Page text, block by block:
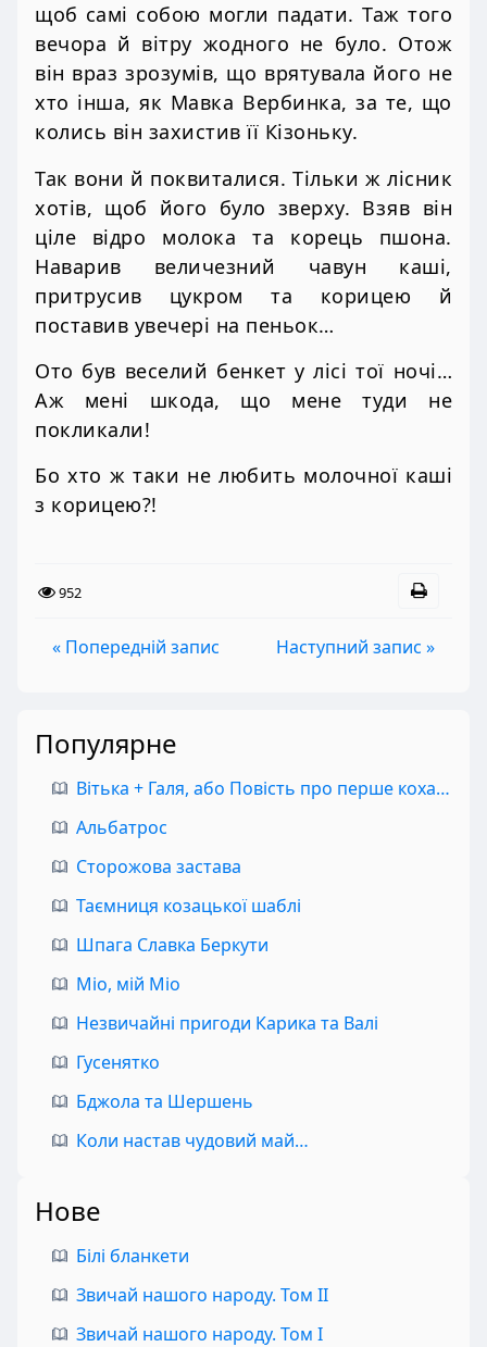
щоб самі собою могли падати. Таж того
вечора й вітру жодного не було. Отож
він враз зрозумів, що врятувала його не
хто інша, як Мавка Вербинка, за те, що
колись він захистив її Кізоньку.
Так вони й поквиталися. Тільки ж лісник
хотів, щоб його було зверху. Взяв він
ціле відро молока та корець пшона.
Наварив величезний чавун каші,
притрусив цукром та корицею й
поставив увечері на пеньок…
Ото був веселий бенкет у лісі тої ночі…
Аж мені шкода, що мене туди не
покликали!
Бо хто ж таки не любить молочної каші
з корицею?!
952
« Попередній запис Наступний запис »
Популярне
Вітька + Галя, або Повість про перше кохання
Альбатрос
Сторожова застава
Таємниця козацької шаблі
Шпага Славка Беркути
Міо, мій Міо
Незвичайні пригоди Карика та Валі
Гусенятко
Бджола та Шершень
Коли настав чудовий май…
Нове
Білі бланкети
Звичай нашого народу. Том II
Звичай нашого народу. Том I